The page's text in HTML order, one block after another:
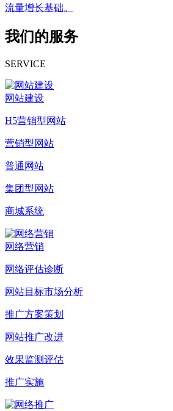
流量增长基础。
我们的服务
SERVICE
网站建设
H5营销型网站
营销型网站
普通网站
集团型网站
商城系统
网络营销
网络评估诊断
网站目标市场分析
推广方案策划
网站推广改进
效果监测评估
推广实施